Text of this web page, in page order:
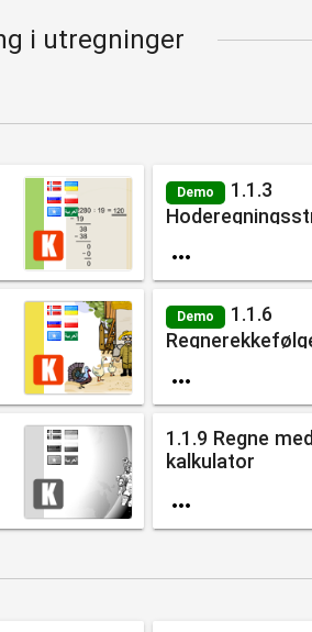
i utregninger
Demo
1.1.3

Demo
1.1.6

1.1.9 Regne
kalkulator
